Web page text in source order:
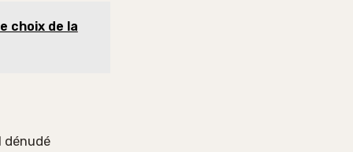
choix de la
dénudé